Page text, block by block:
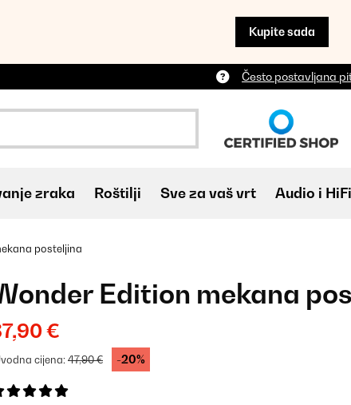
Kupite sada
Često postavljana
zraka Roštilji Sve za vaš vrt Audio i HiFi
posteljina
Edition mekana
€
cijena:47,90 € -20%